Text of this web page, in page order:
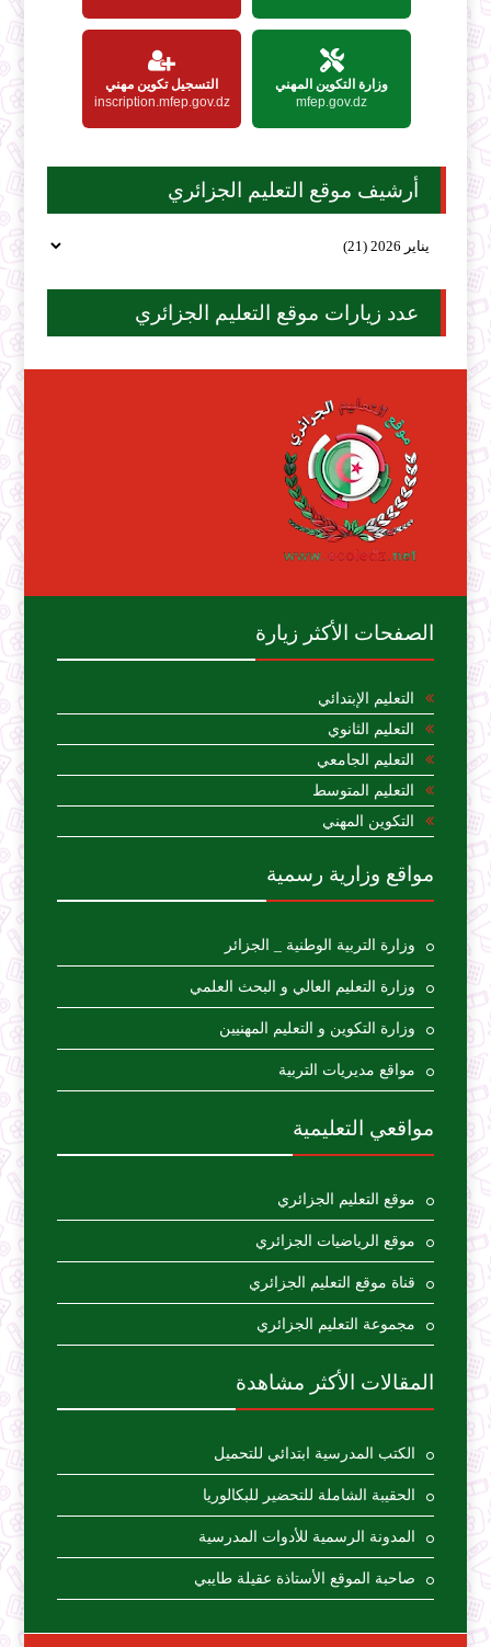
وزارة التكوين المهني
mfep.gov.dz
التسجيل تكوين مهني
inscription.mfep.gov.dz
أرشيف موقع التعليم الجزائري
عدد زيارات موقع التعليم الجزائري
الصفحات الأكثر زيارة
التعليم الإبتدائي
التعليم الثانوي
التعليم الجامعي
التعليم المتوسط
التكوين المهني
مواقع وزارية رسمية
وزارة التربية الوطنية _ الجزائر
وزارة التعليم العالي و البحث العلمي
وزارة التكوين و التعليم المهنيين
مواقع مديريات التربية
مواقعي التعليمية
موقع التعليم الجزائري
موقع الرياضيات الجزائري
قناة موقع التعليم الجزائري
مجموعة التعليم الجزائري
المقالات الأكثر مشاهدة
الكتب المدرسية ابتدائي للتحميل
الحقيبة الشاملة للتحضير للبكالوريا
المدونة الرسمية للأدوات المدرسية
صاحبة الموقع الأستاذة عقيلة طايبي